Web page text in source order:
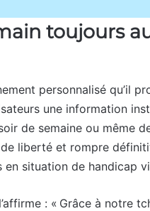
toujours
personnalisé qu’il
une information
de semaine ou même
liberté et rompre
en situation de handicap
: « Grâce à notre